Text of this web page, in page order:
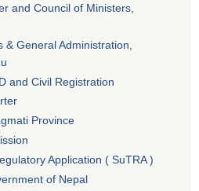
and Council of Ministers,
General Administration,
and Civil Registration
Province
Application ( SuTRA )
of Nepal